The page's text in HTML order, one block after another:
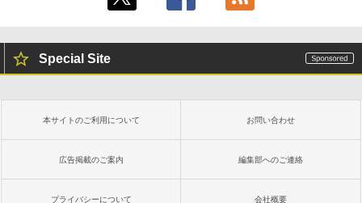
Special Site
本サイトのご利用について お問い合わせ
広告掲載のご案内 編集部へのご連絡
プライバシーについて 会社概要